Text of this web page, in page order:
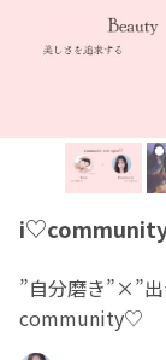
i‎♡community
”自分磨き”×”
community♡